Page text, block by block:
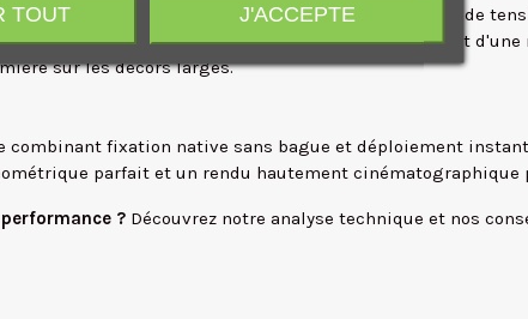
une softbox de 121 cm de long sans aucune tige de
Les reflets spéculaires qu'il génère sont
sur les décors larges.
combinant fixation native sans bague et déploiement
parfait et un rendu hautement cinématographique
? Découvrez notre analyse technique et nos
TOUT J'ACCEPTE